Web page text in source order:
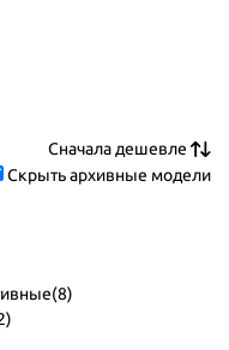
Скрыть архивные модели